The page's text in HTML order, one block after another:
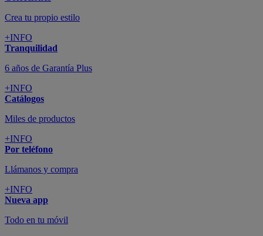
Crea tu propio estilo
+INFO
Tranquilidad
6 años de Garantía Plus
+INFO
Catálogos
Miles de productos
+INFO
Por teléfono
Llámanos y compra
+INFO
Nueva app
Todo en tu móvil